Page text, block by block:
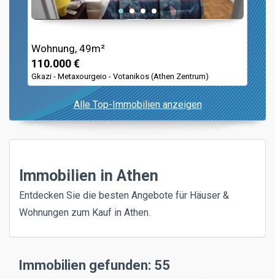
Wohnung, 49m²
110.000 €
Gkazi - Metaxourgeio - Votanikos (Athen Zentrum)
Alle Top-Immobilien anzeigen
Immobilien in Athen
Entdecken Sie die besten Angebote für Häuser &
Wohnungen zum Kauf in Athen.
Immobilien gefunden: 55